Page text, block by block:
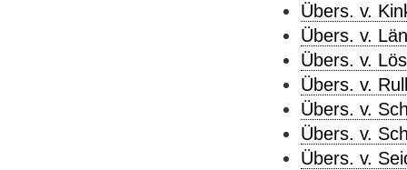
Übers. v.
Übers. v.
Übers. v.
Übers. v.
Übers. v.
Übers. v.
Übers. v.